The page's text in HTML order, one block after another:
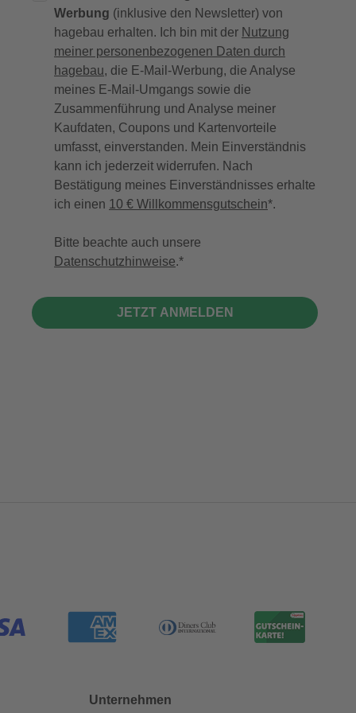
Werbung (inklusive den Newsletter) von
hagebau erhalten. Ich bin mit der Nutzung
meiner personenbezogenen Daten durch
hagebau, die E-Mail-Werbung, die Analyse
meines E-Mail-Umgangs sowie die
Zusammenführung und Analyse meiner
Kaufdaten, Coupons und Kartenvorteile
umfasst, einverstanden. Mein Einverständnis
kann ich jederzeit widerrufen. Nach
Bestätigung meines Einverständnisses erhalte
ich einen 10 € Willkommensgutschein*.
Bitte beachte auch unsere
Datenschutzhinweise.
JETZT ANMELDEN
Unternehmen